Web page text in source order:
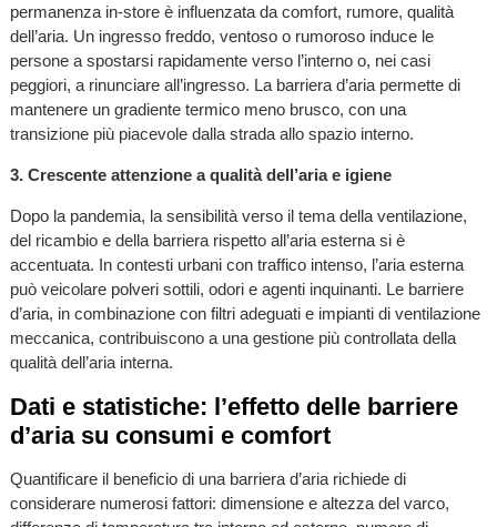
permanenza in-store è influenzata da comfort, rumore, qualità
dell’aria. Un ingresso freddo, ventoso o rumoroso induce le
persone a spostarsi rapidamente verso l’interno o, nei casi
peggiori, a rinunciare all’ingresso. La barriera d’aria permette di
mantenere un gradiente termico meno brusco, con una
transizione più piacevole dalla strada allo spazio interno.
3. Crescente attenzione a qualità dell’aria e igiene
Dopo la pandemia, la sensibilità verso il tema della ventilazione,
del ricambio e della barriera rispetto all’aria esterna si è
accentuata. In contesti urbani con traffico intenso, l’aria esterna
può veicolare polveri sottili, odori e agenti inquinanti. Le barriere
d’aria, in combinazione con filtri adeguati e impianti di ventilazione
meccanica, contribuiscono a una gestione più controllata della
qualità dell’aria interna.
Dati e statistiche: l’effetto delle barriere
d’aria su consumi e comfort
Quantificare il beneficio di una barriera d’aria richiede di
considerare numerosi fattori: dimensione e altezza del varco,